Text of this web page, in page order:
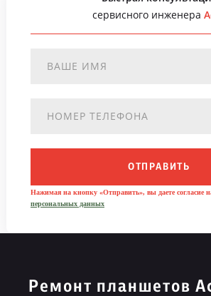
сервисного инженера
ОТПРАВИТЬ
Нажимая на кнопку «Отправить», вы даете согласие
персональных данных
Ремонт планшетов